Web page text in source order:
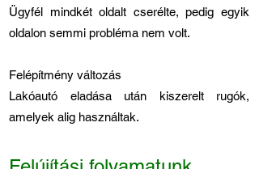
Ügyfél mindkét oldalt cserélte, pedig egyik
oldalon semmi probléma nem volt.
Felépítmény változás
Lakóautó eladása után kiszerelt rugók,
amelyek alig használtak.